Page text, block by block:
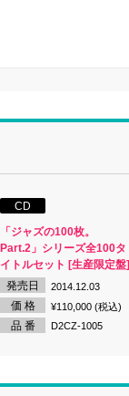
CD
「ジャズの100枚。
Part.2」シリーズ全100タ
イトルセット [生産限定盤]
発売日
2014.12.03
価 格 ¥110,000 (税込)
品 番 D2CZ-1005